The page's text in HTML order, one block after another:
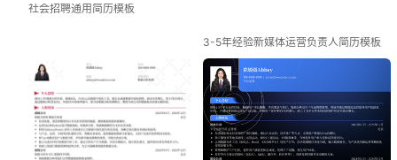
社会招聘通用简历模板
3-5年经验新媒体运营负责人简历模板